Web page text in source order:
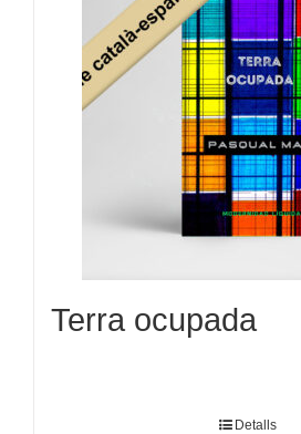
Terra ocupada
Detalls